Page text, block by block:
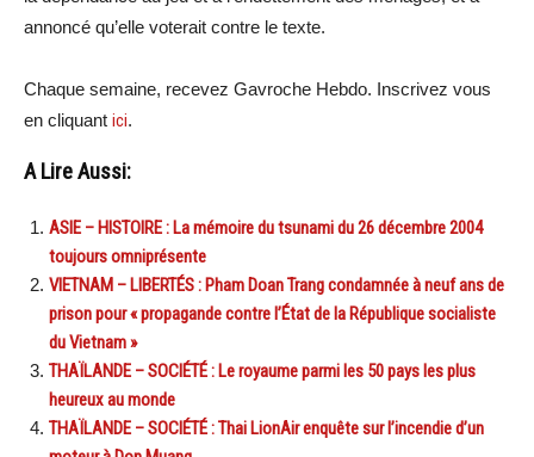
annoncé qu’elle voterait contre le texte.
Chaque semaine, recevez Gavroche Hebdo. Inscrivez vous
en cliquant ici.
A Lire Aussi:
ASIE – HISTOIRE : La mémoire du tsunami du 26 décembre 2004
toujours omniprésente
VIETNAM – LIBERTÉS : Pham Doan Trang condamnée à neuf ans de
prison pour « propagande contre l’État de la République socialiste
du Vietnam »
THAÏLANDE – SOCIÉTÉ : Le royaume parmi les 50 pays les plus
heureux au monde
THAÏLANDE – SOCIÉTÉ : Thai LionAir enquête sur l’incendie d’un